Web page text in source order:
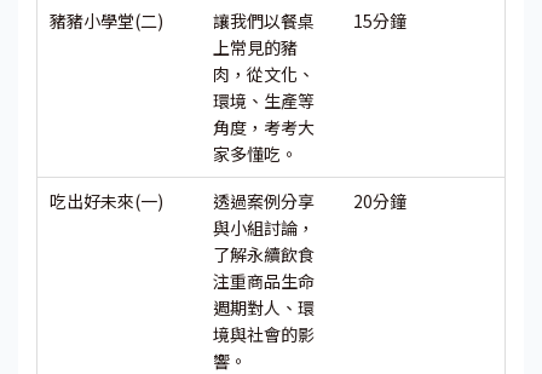
豬豬小學堂(二)
讓我們以餐桌
上常見的豬
肉，從文化、
環境、生產等
角度，考考大
家多懂吃。
15分鐘
吃出好未來(一)
透過案例分享
與小組討論，
了解永續飲食
注重商品生命
週期對人、環
境與社會的影
響。
20分鐘